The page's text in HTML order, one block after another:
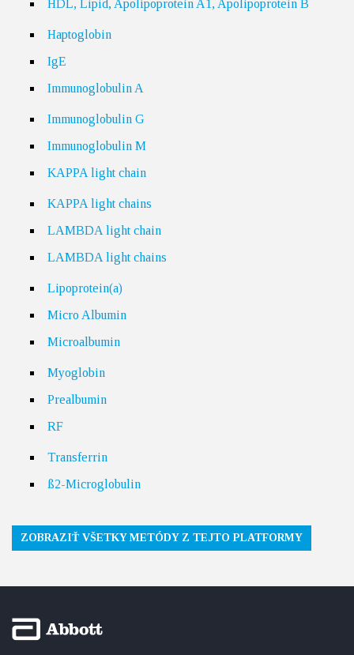
HDL, Lipid, Apolipoprotein A1, Apolipoprotein B
Haptoglobin
IgE
Immunoglobulin A
Immunoglobulin G
Immunoglobulin M
KAPPA light chain
KAPPA light chains
LAMBDA light chain
LAMBDA light chains
Lipoprotein(a)
Micro Albumin
Microalbumin
Myoglobin
Prealbumin
RF
Transferrin
ß2-Microglobulin
ZOBRAZIŤ VŠETKY METÓDY Z TEJTO PLATFORMY